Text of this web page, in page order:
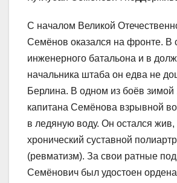
С началом Великой
Семёнов оказался на фронте. В
инженерного батальона и в
начальника штаба он едва не
Берлина. В одном из боёв зимой
капитана Семёнова взрывной
в ледяную воду. Он остался жив,
хронический суставной
(ревматизм). За свои ратные
Семёнович был удостоен